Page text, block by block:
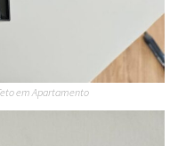
em Apartamento